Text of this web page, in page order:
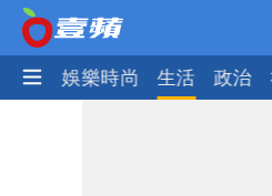
熱門 娛樂時尚 生活 政治